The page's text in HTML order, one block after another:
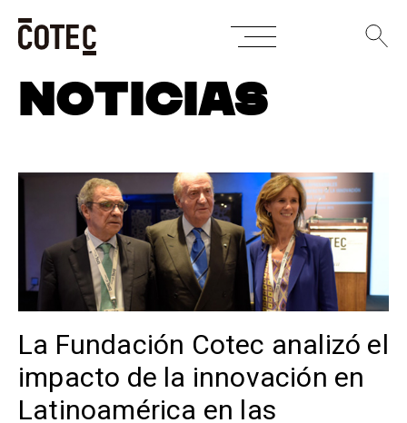
Skip
contentNOTICIAS
La Fundación Cotec analizó el
impacto de la innovación en
Latinoamérica en las